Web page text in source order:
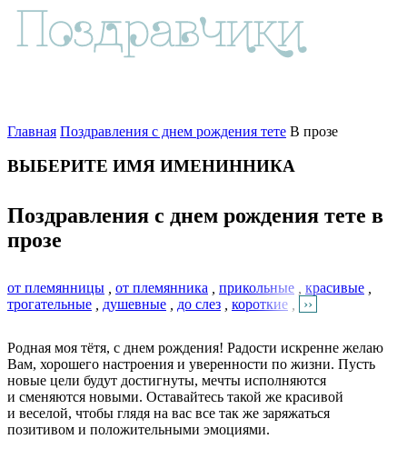
Главная Поздравления с днем рождения тете В прозе
ВЫБЕРИТЕ ИМЯ ИМЕНИННИКА
Поздравления с днем рождения тете в
прозе
от племянницы от племянника прикольные красивые
трогательные
душевные до слез короткие ››
Родная моя тётя, с днем рождения! Радости искренне желаю
Вам, хорошего настроения и уверенности по жизни. Пусть
новые цели будут достигнуты, мечты исполняются
и сменяются новыми. Оставайтесь такой же красивой
и веселой, чтобы глядя на вас все так же заряжаться
позитивом и положительными эмоциями.